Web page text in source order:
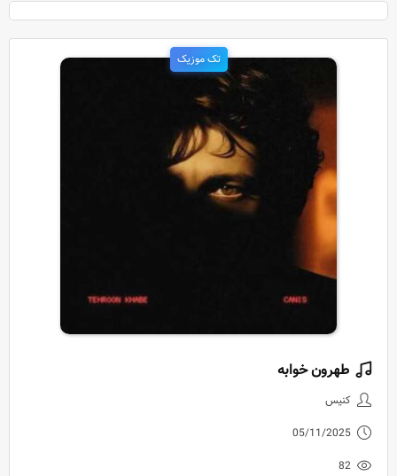
تک موزیک
دانلود آهنگ جدید کنیس به نام
طهرون خوابه
کنیس
05/11/2025
82